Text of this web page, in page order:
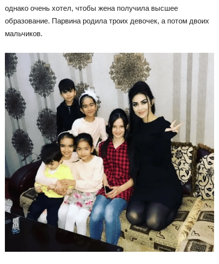
однако очень хотел, чтобы жена получила высшее
образование. Парвина родила троих девочек, а потом двоих
мальчиков.